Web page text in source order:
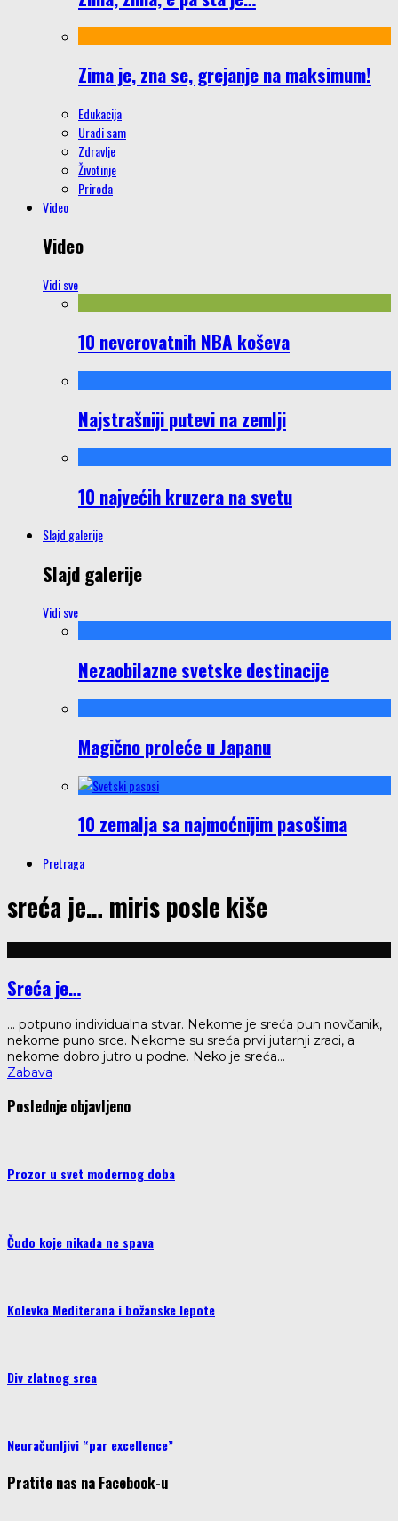
Zima je, zna se, grejanje na maksimum!
Edukacija
Uradi sam
Zdravlje
Životinje
Priroda
Video
Video
Vidi sve
10 neverovatnih NBA koševa
Najstrašniji putevi na zemlji
10 najvećih kruzera na svetu
Slajd galerije
Slajd galerije
Vidi sve
Nezaobilazne svetske destinacije
Magično proleće u Japanu
10 zemalja sa najmoćnijim pasošima
Pretraga
sreća je… miris posle kiše
Sreća je…
... potpuno individualna stvar. Nekome je sreća pun novčanik,
nekome puno srce. Nekome su sreća prvi jutarnji zraci, a
nekome dobro jutro u podne. Neko je sreća...
Zabava
Poslednje objavljeno
Prozor u svet modernog doba
Čudo koje nikada ne spava
Kolevka Mediterana i božanske lepote
Div zlatnog srca
Neuračunljivi “par excellence”
Pratite nas na Facebook-u